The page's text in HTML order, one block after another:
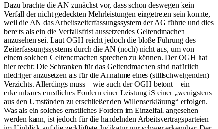
Dazu brachte die AN zunächst vor, dass schon deswegen kein
Verfall der nicht gedeckten Mehrleistungen eingetreten sein konnte,
weil die AN das Arbeitszeiterfassungssystem der AG führte und dies
bereits als ein die Verfallsfrist aussetzendes Geltendmachen
anzusehen sei. Laut OGH reicht jedoch die bloße Führung des
Zeiterfassungssystems durch die AN (noch) nicht aus, um von
einem solchen Geltendmachen sprechen zu können. Der OGH hat
hier recht: Die Schranken für das Geltendmachen sind natürlich
niedriger anzusetzen als für die Annahme eines (stillschweigenden)
Verzichts. Allerdings muss – wie auch der OGH betont – ein
erkennbares ernstliches Fordern einer Leistung iS einer „wenigstens
aus den Umständen zu erschließenden Willenserklärung“ erfolgen.
Was als ein solches ernstliches Fordern im Einzelfall angesehen
werden kann, ist jedoch für die handelnden Arbeitsvertragsparteien